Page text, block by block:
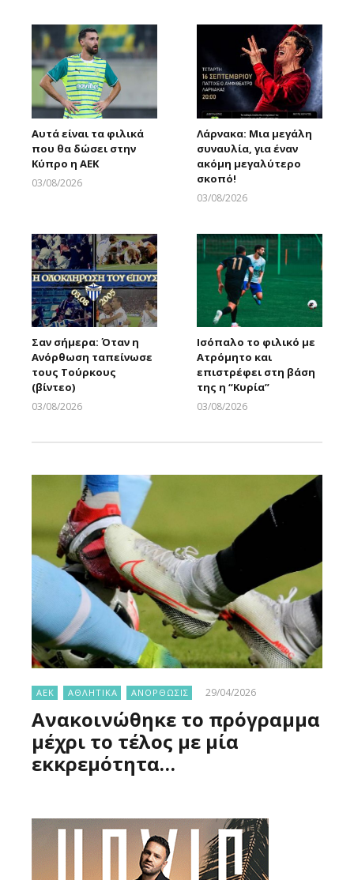
Αυτά είναι τα φιλικά
που θα δώσει στην
Κύπρο η ΑΕΚ
03/08/2026
Λάρνακα: Μια μεγάλη
συναυλία, για έναν
ακόμη μεγαλύτερο
σκοπό!
03/08/2026
Σαν σήμερα: Όταν η
Ανόρθωση ταπείνωσε
τους Τούρκους
(βίντεο)
03/08/2026
Ισόπαλο το φιλικό με
Ατρόμητο και
επιστρέφει στη βάση
της η “Κυρία”
03/08/2026
ΑΕΚ ΑΘΛΗΤΙΚΑ ΑΝΟΡΘΩΣΙΣ 29/04/2026
Ανακοινώθηκε το πρόγραμμα
μέχρι το τέλος με μία
εκκρεμότητα…